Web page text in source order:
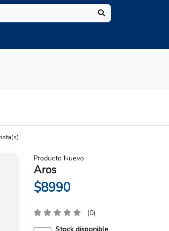
Producto Nuevo
Aros
$8990
(0)
Stock disponible